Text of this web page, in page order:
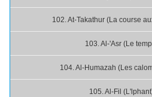
102. At-Takathur (La course
103. Al-'Asr (Le
104. Al-Humazah (Les
105. Al-Fil